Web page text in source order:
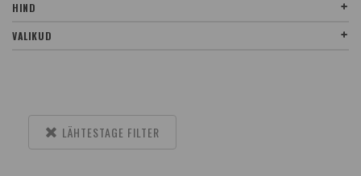
HIND
VALIKUD
LÄHTESTAGE FILTER